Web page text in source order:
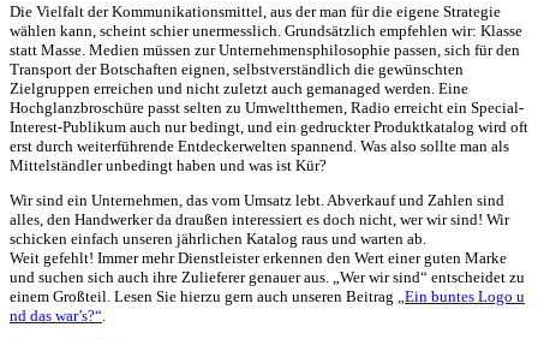
Die Vielfalt der Kommunikationsmittel, aus der man für die eigene Strategie
wählen kann, scheint schier unermesslich. Grundsätzlich empfehlen wir: Klasse
statt Masse. Medien müssen zur Unternehmensphilosophie passen, sich für den
Transport der Botschaften eignen, selbstverständlich die gewünschten
Zielgruppen erreichen und nicht zuletzt auch gemanaged werden. Eine
Hochglanzbroschüre passt selten zu Umweltthemen, Radio erreicht ein Special-
Interest-Publikum auch nur bedingt, und ein gedruckter Produktkatalog wird oft
erst durch weiterführende Entdeckerwelten spannend. Was also sollte man als
Mittelständler unbedingt haben und was ist Kür?
Wir sind ein Unternehmen, das vom Umsatz lebt. Abverkauf und Zahlen sind
alles, den Handwerker da draußen interessiert es doch nicht, wer wir sind! Wir
schicken einfach unseren jährlichen Katalog raus und warten ab.
Weit gefehlt! Immer mehr Dienstleister erkennen den Wert einer guten Marke
und suchen sich auch ihre Zulieferer genauer aus. „Wer wir sind“ entscheidet zu
einem Großteil. Lesen Sie hierzu gern auch unseren Beitrag
„Ein buntes Logo u
nd das war’s?“